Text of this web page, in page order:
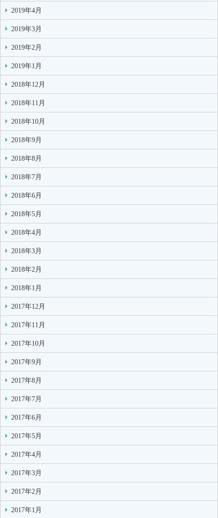
2019年4月
2019年3月
2019年2月
2019年1月
2018年12月
2018年11月
2018年10月
2018年9月
2018年8月
2018年7月
2018年6月
2018年5月
2018年4月
2018年3月
2018年2月
2018年1月
2017年12月
2017年11月
2017年10月
2017年9月
2017年8月
2017年7月
2017年6月
2017年5月
2017年4月
2017年3月
2017年2月
2017年1月